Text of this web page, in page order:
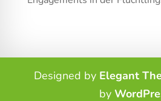
Designed by Elegant
by